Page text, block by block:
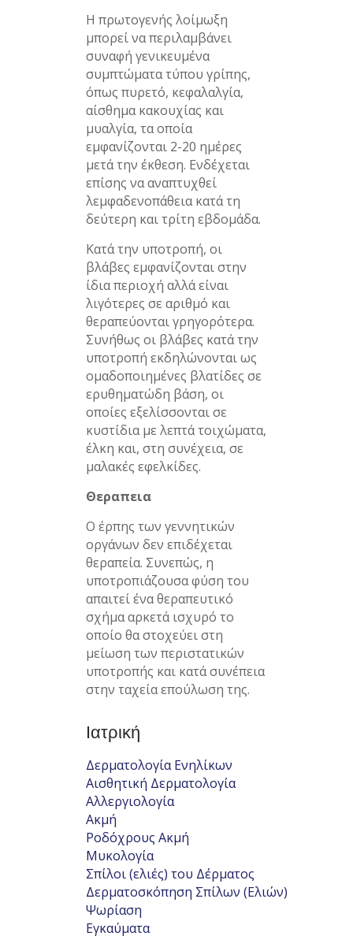
Η πρωτογενής λοίμωξη
μπορεί να περιλαμβάνει
συναφή γενικευμένα
συμπτώματα τύπου γρίπης,
όπως πυρετό, κεφαλαλγία,
αίσθημα κακουχίας και
μυαλγία, τα οποία
εμφανίζονται 2-20 ημέρες
μετά την έκθεση. Ενδέχεται
επίσης να αναπτυχθεί
λεμφαδενοπάθεια κατά τη
δεύτερη και τρίτη εβδομάδα.
Κατά την υποτροπή, οι
βλάβες εμφανίζονται στην
ίδια περιοχή αλλά είναι
λιγότερες σε αριθμό και
θεραπεύονται γρηγορότερα.
Συνήθως οι βλάβες κατά την
υποτροπή εκδηλώνονται ως
ομαδοποιημένες βλατίδες σε
ερυθηματώδη βάση, οι
οποίες εξελίσσονται σε
κυστίδια με λεπτά τοιχώματα,
έλκη και, στη συνέχεια, σε
μαλακές εφελκίδες.
Θεραπεια
Ο έρπης των γεννητικών
οργάνων δεν επιδέχεται
θεραπεία. Συνεπώς, η
υποτροπιάζουσα φύση του
απαιτεί ένα θεραπευτικό
σχήμα αρκετά ισχυρό το
οποίο θα στοχεύει στη
μείωση των περιστατικών
υποτροπής και κατά συνέπεια
στην ταχεία επούλωση της.
Ιατρική
Δερματολογία Ενηλίκων
Αισθητική Δερματολογία
Αλλεργιολογία
Ακμή
Ροδόχρους Ακμή
Μυκολογία
Σπίλοι (ελιές) του Δέρματος
Δερματοσκόπηση Σπίλων (Ελιών)
Ψωρίαση
Εγκαύματα